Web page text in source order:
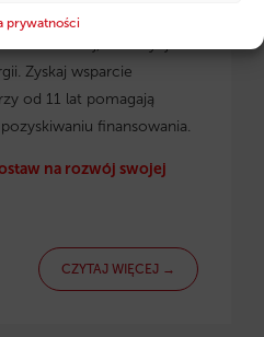
prywatności
się, jak skorzystać z
Zyskaj wsparcie
od 11 lat pomagają
finansowania.
na rozwój swojej
CZYTAJ WIĘCEJ →